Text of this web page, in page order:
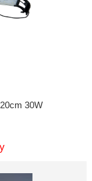
30W